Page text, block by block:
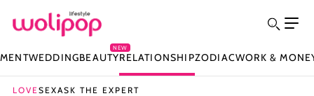
WEDDINGBEAUTY
NEW
RELATIONSHIPZODIACWORK &
LOVESEXASK THE EXPERT